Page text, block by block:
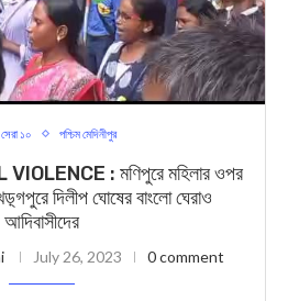
১০ পশ্চিম মেদিনীপুর
: মণিপুরে মহিলার ওপর
দিলীপ ঘোষের বাংলো ঘেরাও
আদিবাসীদের
July 26, 2023 0 comment